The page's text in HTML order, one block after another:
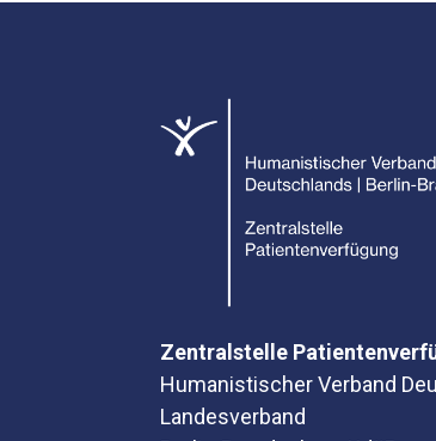
Zentralstelle
Humanistischer Verband
Landesverband